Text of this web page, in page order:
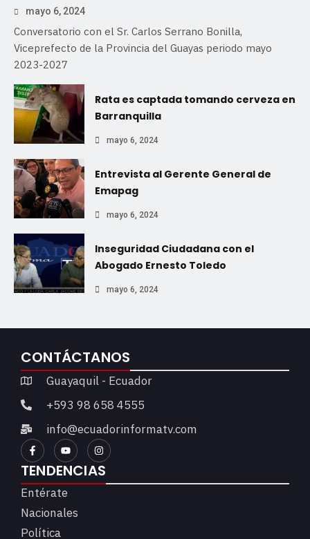
mayo 6, 2024
Conversatorio con el Sr. Carlos Serrano Bonilla,
Viceprefecto de la Provincia del Guayas periodo mayo
2023-2027
Rata es captada tomando cerveza en
Barranquilla
mayo 6, 2024
Entrevista al Gerente General de
Emapag
mayo 6, 2024
Inseguridad Ciudadana con el
Abogado Ernesto Toledo
mayo 6, 2024
CONTÁCTANOS
Guayaquil - Ecuador
+593 98 658 4555
info@ecuadorinformatv.com
TENDENCIAS
Entérate
Nacionales
Política